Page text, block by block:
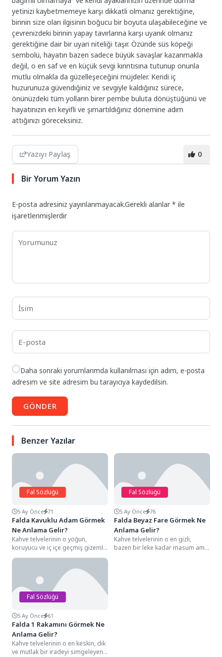
yetinizi kaybetmemeye karşı dikkatli olmanız gerektiğine,
birinin size olan ilgisinin boğucu bir boyuta ulaşabileceğine ve
çevrenizdeki birinin yapay tavırlarına karşı uyanık olmanız
gerektiğine dair bir uyarı niteliği taşır. Özünde süs köpeği
sembolü, hayatın bazen sadece büyük savaşlar kazanmakla
değil, o en saf ve en küçük sevgi kırıntısına tutunup onunla
mutlu olmakla da güzelleşeceğini müjdeler. Kendi iç
huzurunuza güvendiğiniz ve sevgiyle kaldığınız sürece,
önünüzdeki tüm yolların birer pembe buluta dönüştüğünü ve
hayatınızın en keyifli ve şımartıldığınız dönemine adım
attığınızı göreceksiniz.
Yazıyı Paylaş 0
Bir Yorum Yazın
E-posta adresiniz yayınlanmayacak.Gerekli alanlar* ile
işaretlenmişlerdir
Daha sonraki yorumlarımda kullanılması için adım, e-posta
adresim ve site adresim bu tarayıcıya kaydedilsin.
GÖNDER
Benzer Yazılar
Fal Sözlüğü
5 Ay Önce 71
Falda Kavuklu Adam Görmek
Ne Anlama Gelir?
Kahve telvelerinin o yoğun,
koruyucu ve iç içe geçmiş gizemli
hatları arasında bir kavuklu
Fal Sözlüğü
5 Ay Önce 76
Falda Beyaz Fare Görmek Ne
Anlama Gelir?
Kahve telvelerinin o en gizli,
bazen bir leke kadar masum ama
Fal Sözlüğü
5 Ay Önce 61
Falda 1 Rakamını Görmek Ne
Anlama Gelir?
Kahve telvelerinin o en keskin, dik
ve mutlak bir iradeyi simgeleyen